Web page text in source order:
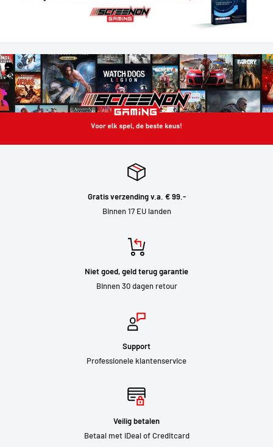
Gratis verzending v.a. € 99.-
Binnen 17 EU landen
Niet goed, geld terug garantie
Binnen 30 dagen retour
Support
Professionele klantenservice
Veilig betalen
Betaal met iDeal of Creditcard